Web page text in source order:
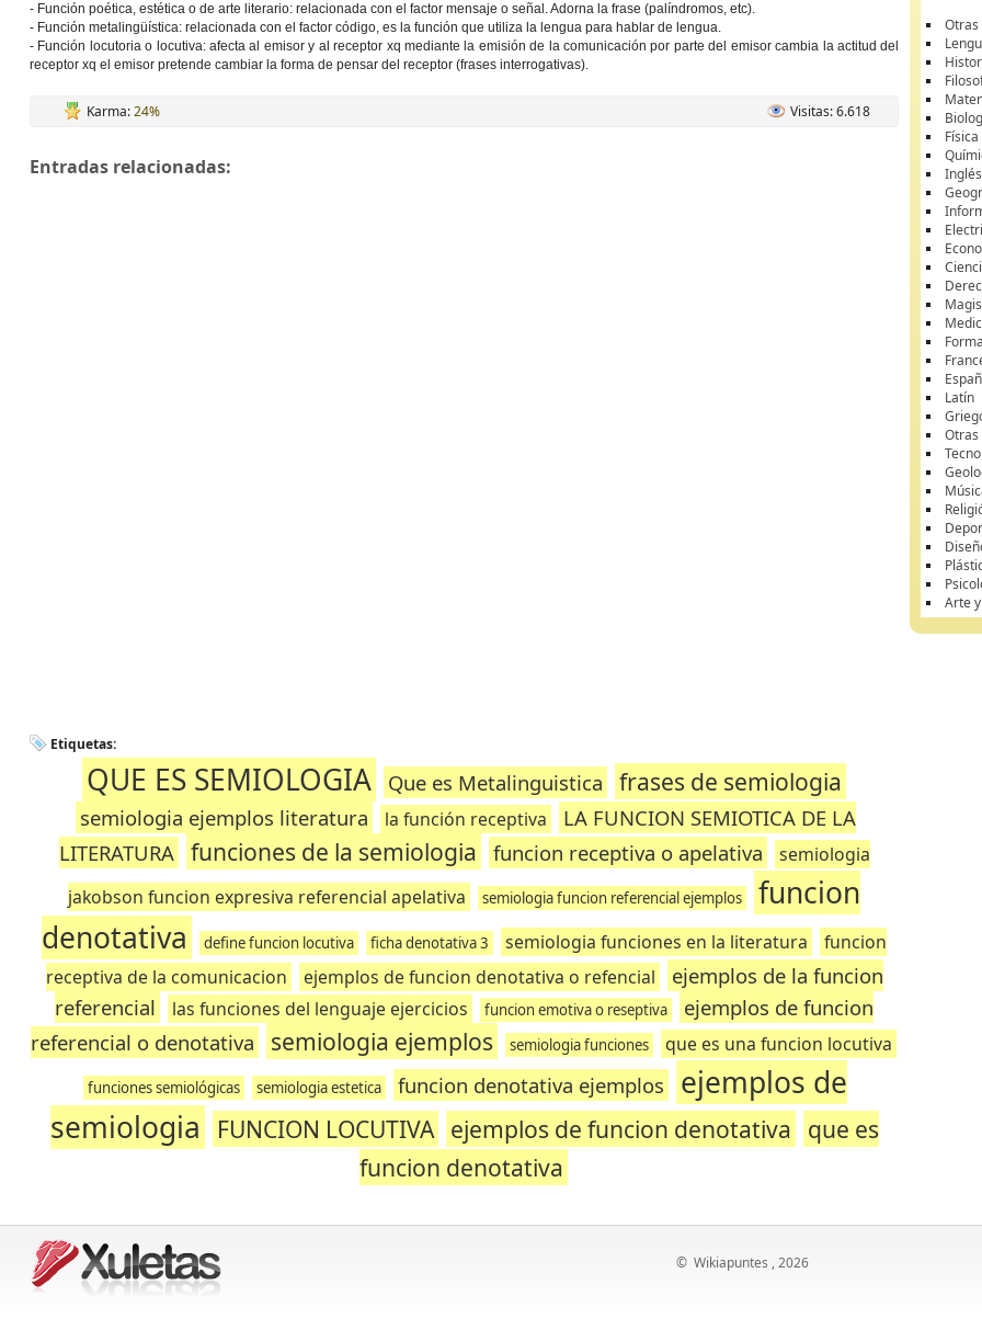
- Función poética, estética o de arte literario: relacionada con el factor mensaje o señal. Adorna la frase (palíndromos, etc).
- Función metalingüística: relacionada con el factor código, es la función que utiliza la lengua para hablar de lengua.
- Función locutoria o locutiva: afecta al emisor y al receptor xq mediante la emisión de la comunicación por parte del emisor cambia la actitud del
receptor xq el emisor pretende cambiar la forma de pensar del receptor (frases interrogativas).
Karma:24% Visitas: 6.618
Entradas relacionadas:
Etiquetas:
QUE ES SEMIOLOGIA Que es Metalinguistica frases de semiologia
semiologia ejemplos literatura la función receptiva
LA FUNCION SEMIOTICA DE LA
LITERATURA
funciones de la semiologia funcion receptiva o apelativa
semiologia
jakobson funcion expresiva referencial apelativa
semiologia funcion referencial ejemplos
funcion
denotativa
define funcion locutiva ficha denotativa 3 semiologia funciones en la literatura
funcion
receptiva de la comunicacion
ejemplos de funcion denotativa o refencial
ejemplos de la funcion
referencial
las funciones del lenguaje ejercicios funcion emotiva o reseptiva
ejemplos de funcion
referencial o denotativa
semiologia ejemplos semiologia funciones que es una funcion locutiva
funciones semiológicas semiologia estetica funcion denotativa ejemplos
ejemplos de
semiologia
FUNCION LOCUTIVA ejemplos de funcion denotativa que es
funcion denotativa
Física
Inglés
Latín
Arte
© Wikiapuntes , 2026